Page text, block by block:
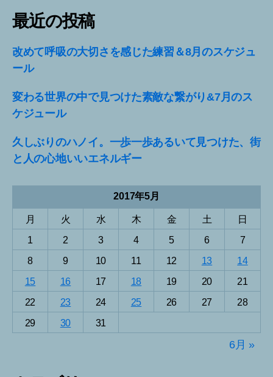
最近の投稿
改めて呼吸の大切さを感じた練習＆8月のスケジュ
ール
変わる世界の中で見つけた素敵な繋がり&7月のス
ケジュール
久しぶりのハノイ。一歩一歩あるいて見つけた、街
と人の心地いいエネルギー
2017年5月
月 火 水 木 金 土
日
1
2 3 4 5 6
7
8
9 10 11 12 13
14
15
16 17 18 19 20
21
22
23 24 25 26 27
28
29
30 31
6月 »